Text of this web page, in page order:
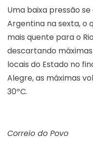
Uma baixa pressão
Argentina na sexta, o
mais quente para o
descartando máximas
locais do Estado no
Alegre, as máximas
30ºC.
Correio do Povo